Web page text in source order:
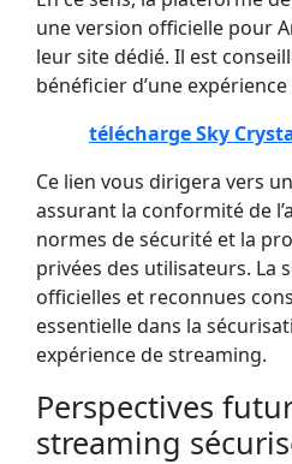
une version officielle pour
leur site dédié. Il est
bénéficier d’une
télécharge Sky
Ce lien vous dirigera vers
assurant la conformité de
normes de sécurité et la
privées des utilisateurs. La
officielles et reconnues
essentielle dans la
expérience de streaming.
Perspectives
streaming